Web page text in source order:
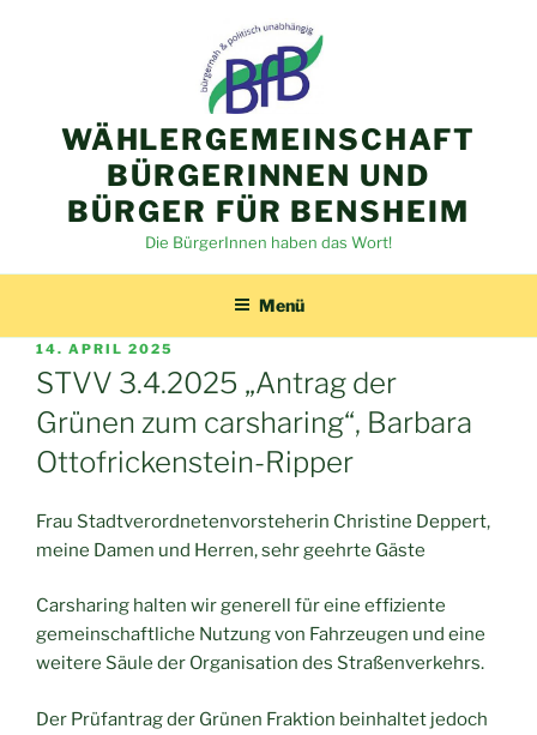
WÄHLERGEMEINSCHAFT
BÜRGERINNEN UND
BÜRGER FÜR BENSHEIM
Die BürgerInnen haben das Wort!
Menü
VERÖFFENTLICHT
AM
14. APRIL 2025
STVV 3.4.2025 „Antrag der
Grünen zum carsharing“, Barbara
Ottofrickenstein-Ripper
Frau Stadtverordnetenvorsteherin Christine Deppert,
meine Damen und Herren, sehr geehrte Gäste
Carsharing halten wir generell für eine effiziente
gemeinschaftliche Nutzung von Fahrzeugen und eine
weitere Säule der Organisation des Straßenverkehrs.
Der Prüfantrag der Grünen Fraktion beinhaltet jedoch